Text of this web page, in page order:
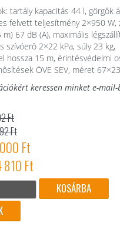
tartály kapacitás 44 l, görgôk
felvett teljesítmény 2×950 W,
67 dB (A), maximális
szívóerô 2×22 kPa, súly 23 kg,
hossza 15 m, érintésvédelmi
ÖVE SEV, méret
keressen minket e-mail-
Ft
Ft
Ft
Ft